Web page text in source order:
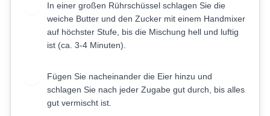
In einer großen Rührschüssel schlagen Sie die
weiche Butter und den Zucker mit einem Handmixer
auf höchster Stufe, bis die Mischung hell und luftig
ist (ca. 3-4 Minuten).
Fügen Sie nacheinander die Eier hinzu und
schlagen Sie nach jeder Zugabe gut durch, bis alles
gut vermischt ist.